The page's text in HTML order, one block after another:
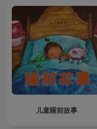
儿童睡前故事